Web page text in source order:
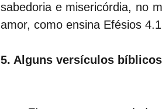
sabedoria e misericórdia, no
amor, como ensina Efésios
5. Alguns versículos bíblicos